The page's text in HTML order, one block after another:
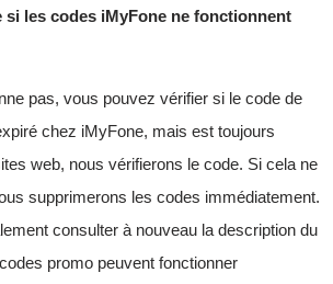
si les codes iMyFone ne fonctionnent
pas, vous pouvez vérifier si le code de
chez iMyFone, mais est toujours
web, nous vérifierons le code. Si cela ne
supprimerons les codes immédiatement.
consulter à nouveau la description du
promo peuvent fonctionner